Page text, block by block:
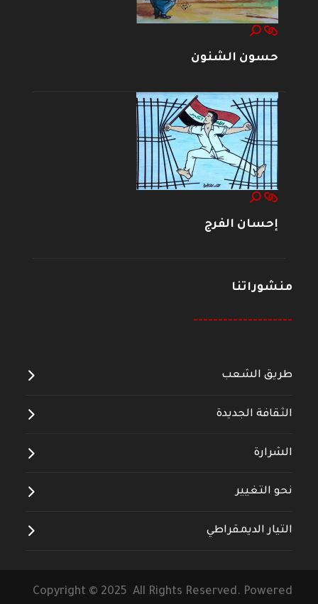
حسون الشنون
إحسان الفرج
منشوراتنا
--------------------
طريق الشعب
الثقافة الجديدة
الشرارة
نحو التغيير
التيار الديمقراطي
Copyright © 2025 All Rights Reserved. Powered